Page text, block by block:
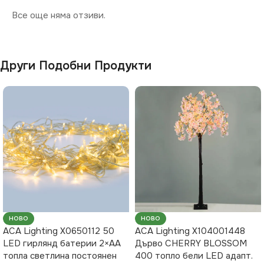
Все още няма отзиви.
Други Подобни Продукти
НОВО
ACA Lighting X0650112 50
LED гирлянд батерии 2×AA
топла светлина постоянен
НОВО
ACA Lighting X104001448
Дърво CHERRY BLOSSOM
400 топло бели LED адапт.